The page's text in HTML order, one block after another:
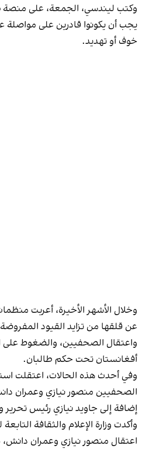
وكتب ليندسي، الجمعة، على
يجب أن يكونوا قادرين على
خوف أو تهديد.
وخلال الأشهر الأخيرة، أعربت
عن قلقها من تزايد القيود
واعتقال الصحفيين، والضغوط على
أفغانستان تحت حكم طالبان.
وفي أحدث هذه الحالات، اعتقلت
الصحفيين منصور نيازي وعمران
إضافة إلى جاويد نيازي رئيس تحرير
وأكدت وزارة الإعلام والثقافة
اعتقال منصور نيازي وعمران